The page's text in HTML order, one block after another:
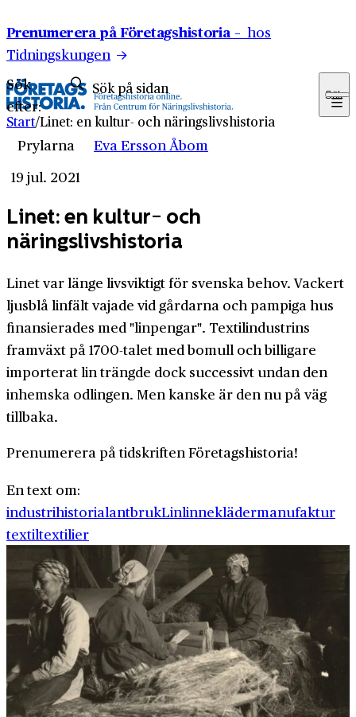
Prenumerera på Företagshistoria – hos
Tidningskungen
Sök
efter:
Sök
Start/Linet: en kultur- och näringslivshistoria
Prylarna
Eva Ersson Åbom
19 jul. 2021
Linet: en kultur- och
näringslivshistoria
Linet var länge livsviktigt för svenska behov. Vackert
ljusblå linfält vajade vid gårdarna och pampiga hus
finansierades med "linpengar". Textilindustrins
framväxt på 1700-talet med bomull och billigare
importerat lin trängde dock successivt undan den
inhemska odlingen. Men kanske är den nu på väg
tillbaka.
Prenumerera på tidskriften Företagshistoria!
En text om:
industrihistorialantbrukLinlinneklädermanufaktur
textiltextilier